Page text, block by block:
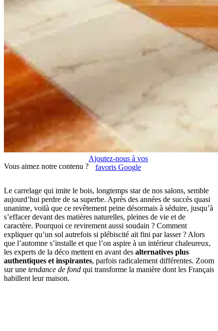
Vous aimez notre contenu ?
Ajoutez-nous à vos
favoris Google
Le carrelage qui imite le bois, longtemps star de nos salons, semble
aujourd’hui perdre de sa superbe. Après des années de succès quasi
unanime, voilà que ce revêtement peine désormais à séduire, jusqu’à
s’effacer devant des matières naturelles, pleines de vie et de
caractère. Pourquoi ce revirement aussi soudain ? Comment
expliquer qu’un sol autrefois si plébiscité ait fini par lasser ? Alors
que l’automne s’installe et que l’on aspire à un intérieur chaleureux,
les experts de la déco mettent en avant des alternatives plus
authentiques et inspirantes, parfois radicalement différentes. Zoom
sur une tendance de fond qui transforme la manière dont les Français
habillent leur maison.